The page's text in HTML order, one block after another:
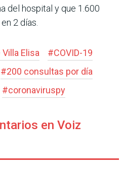
del hospital y que 1.600
2 días.
Elisa #COVID-19
#200 consultas por día
#coronaviruspy
en Voiz